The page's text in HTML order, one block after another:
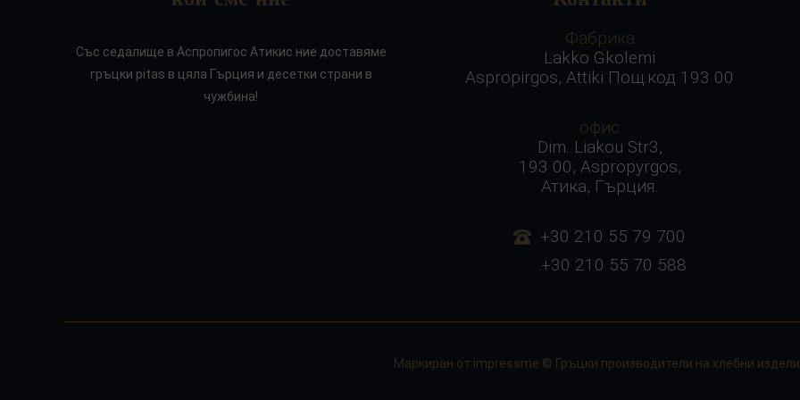
Със седалище в Аспропигос Атикис ние доставяме
гръцки pitas в цяла Гърция и десетки страни в
чужбина!
Фабрика
Lakko Gkolemi
Aspropirgos, Attiki Пощ.код 193 00
офис
Dim. Liakou Str3,
193 00, Aspropyrgos,
Атика, Гърция.
:+30 210 55 79 700
:+30 210 55 70 588
Маркиран от impressme © Гръцки производители на хлебни